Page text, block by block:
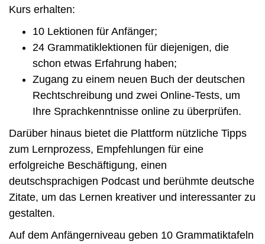
Kurs erhalten:
10 Lektionen für Anfänger;
24 Grammatiklektionen für diejenigen, die
schon etwas Erfahrung haben;
Zugang zu einem neuen Buch der deutschen
Rechtschreibung und zwei Online-Tests, um
Ihre Sprachkenntnisse online zu überprüfen.
Darüber hinaus bietet die Plattform nützliche Tipps
zum Lernprozess, Empfehlungen für eine
erfolgreiche Beschäftigung, einen
deutschsprachigen Podcast und berühmte deutsche
Zitate, um das Lernen kreativer und interessanter zu
gestalten.
Auf dem Anfängerniveau geben 10 Grammatiktafeln